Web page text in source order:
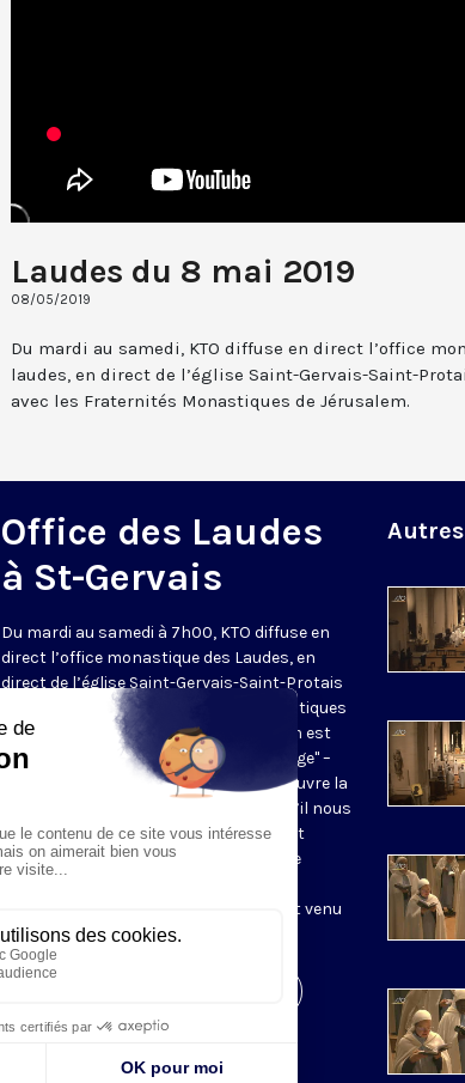
Laudes du 8 mai 2019
08/05/2019
Du mardi au samedi, KTO diffuse en direct l’office
laudes, en direct de l’église Saint-Gervais-Saint-
avec les Fraternités Monastiques de Jérusalem.
Office des Laudes
à St-Gervais
Du mardi au samedi à 7h00, KTO diffuse en
direct l’office monastique des Laudes, en
direct de l’église Saint-Gervais-Saint-Protais
(Paris IVe), avec les Fraternités Monastiques
de Jérusalem. Les Laudes – dont le nom est
dérivé du terme latin qui signifie "louange" –
sont d’abord la prière de louange qui ouvre la
journée pour remercier Dieu du don qu’il nous
fait de ce jour nouveau, et le placer tout
entier sous son regard. Mais son heure
Résurrection du Seigneur, "soleil levant venu
nous visiter" (Lc 1,28).